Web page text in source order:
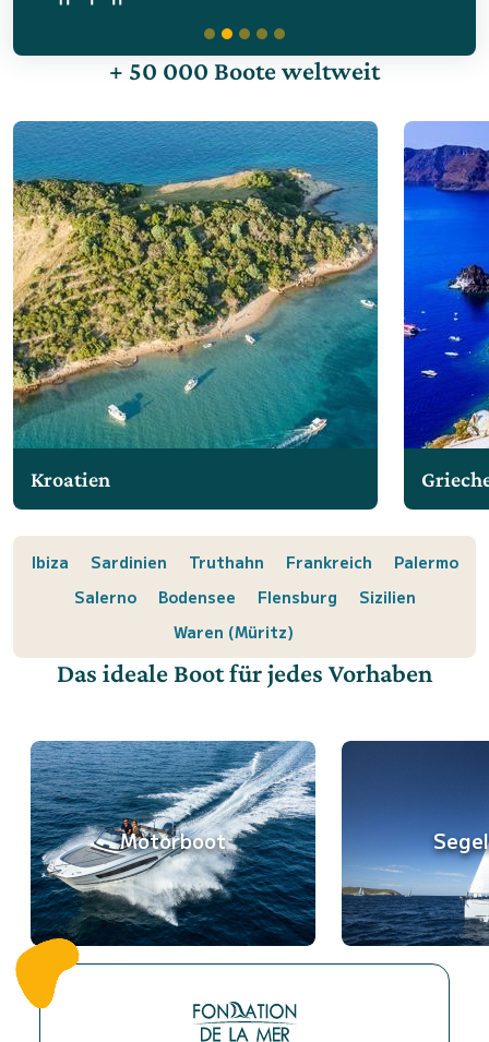
+ 50 000 Boote weltweit
Kroatien
Ibiza Sardinien Truthahn Frankreich
Palermo
Salerno
Bodensee Flensburg
Sizilien
Waren (Müritz)
Das ideale Boot für jedes Vorhaben
Motorboot